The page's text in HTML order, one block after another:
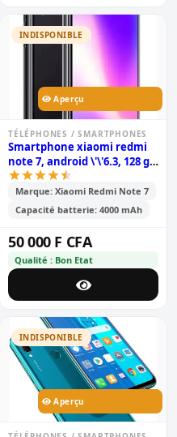
INDISPONIBLE
Aperçu
TÉLÉPHONES / SMARTPHONES
Smartphone xiaomi redmi
note 7, android \'\'6.3, 128 go
rom, 6 go ram, double
capteur photo 48+5 mp,
batterie de 4000mah;
snapdragon 630
Marque: Xiaomi Redmi Note 7
Capacité batterie: 4000 mAh
50 000 F CFA
Qualité : Bon Etat
INDISPONIBLE
Aperçu